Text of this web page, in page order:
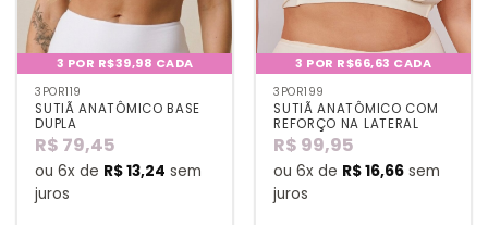
3 POR R$39,98 CADA
3POR119
SUTIÃ ANATÔMICO BASE
DUPLA
R$ 79,45
ou 6x de R$13,24 sem
juros
3 POR R$66,63 CADA
3POR199
SUTIÃ ANATÔMICO COM
REFORÇO NA LATERAL
R$ 99,95
ou 6x de R$16,66 sem
juros